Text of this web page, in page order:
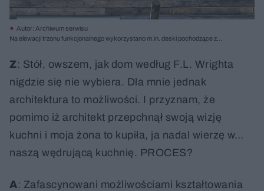
Autor: Archiwum serwisu
Na elewacji trzonu funkcjonalnego wykorzystano m.in. deski pochodzące z
Z: Stół, owszem, jak dom według F.L. Wrighta
nigdzie się nie wybiera. Dla mnie jednak
architektura to możliwości. I przyznam, że
pomimo iż architekt przepchnął swoją wizję
kuchni i moja żona to kupiła, ja nadal wierzę w…
naszą wędrującą kuchnię. PROCES?
A: Zafascynowani możliwościami kształtowania